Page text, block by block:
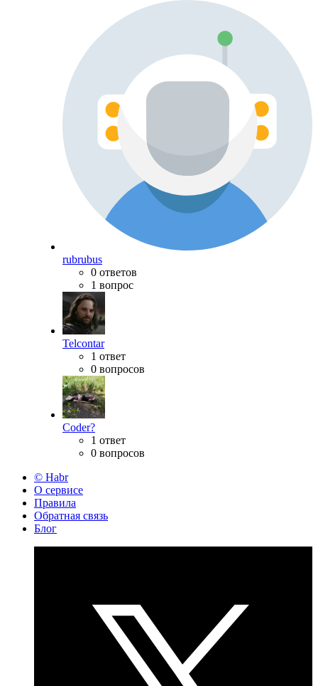
rubrubus
0 ответов
1 вопрос
Telcontar
1 ответ
0 вопросов
Coder?
1 ответ
0 вопросов
© Habr
О сервисе
Правила
Обратная связь
Блог